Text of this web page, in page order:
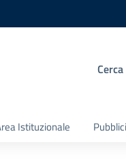
Cerca
Istituzionale